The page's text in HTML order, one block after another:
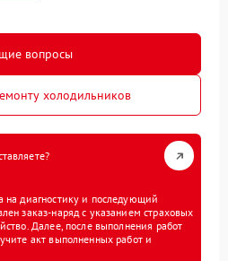
вопросы
холодильников
на диагностику и последующий
заказ-наряд с указанием страховых
Далее, после выполнения работ
акт выполненных работ и